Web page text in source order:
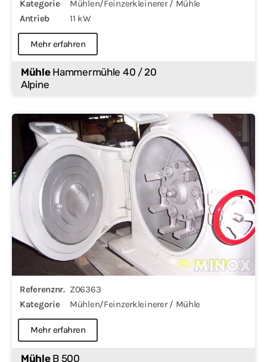
Kategorie
Mühlen/Feinzerkleinerer / Mühle
Antrieb
11 kW
Mehr erfahren
MühleHammermühle 40 / 20
Alpine
Referenznr. Z06363
Kategorie
Mühlen/Feinzerkleinerer / Mühle
Mehr erfahren
MühleB 500